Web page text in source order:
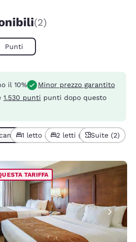
(2)
Punti
il 10%
Minor prezzo garantito
1.530 punti punti dopo questo
(2)
1 letto (1) 2 letti (1) Suite (2)
TARIFFA